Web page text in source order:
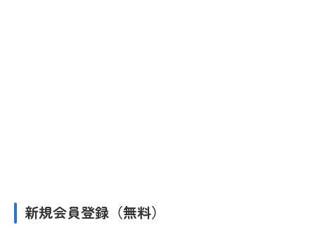
新規会員登録（無料）